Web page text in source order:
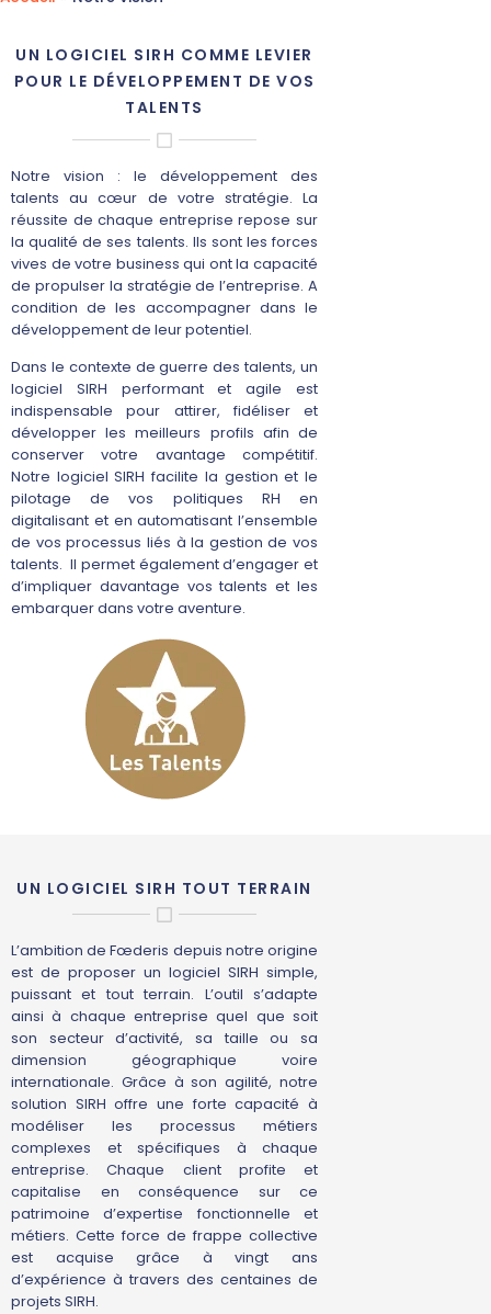
UN LOGICIEL SIRH COMME LEVIER
POUR LE DÉVELOPPEMENT DE VOS
TALENTS
Notre vision : le développement des
talents au cœur de votre stratégie. La
réussite de chaque entreprise repose sur
la qualité de ses talents. Ils sont les forces
vives de votre business qui ont la capacité
de propulser la stratégie de l’entreprise. A
condition de les accompagner dans le
développement de leur potentiel.
Dans le contexte de guerre des talents, un
logiciel SIRH performant et agile est
indispensable pour attirer, fidéliser et
développer les meilleurs profils afin de
conserver votre avantage compétitif.
Notre logiciel SIRH facilite la gestion et le
pilotage de vos politiques RH en
digitalisant et en automatisant l’ensemble
de vos processus liés à la gestion de vos
talents. Il permet également d’engager et
d’impliquer davantage vos talents et les
embarquer dans votre aventure.
UN LOGICIEL SIRH TOUT TERRAIN
L’ambition de Fœderis depuis notre origine
est de proposer un logiciel SIRH simple,
puissant et tout terrain. L’outil s’adapte
ainsi à chaque entreprise quel que soit
son secteur d’activité, sa taille ou sa
dimension géographique voire
internationale. Grâce à son agilité, notre
solution SIRH offre une forte capacité à
modéliser les processus métiers
complexes et spécifiques à chaque
entreprise. Chaque client profite et
capitalise en conséquence sur ce
patrimoine d’expertise fonctionnelle et
métiers. Cette force de frappe collective
est acquise grâce à vingt ans
d’expérience à travers des centaines de
projets SIRH.